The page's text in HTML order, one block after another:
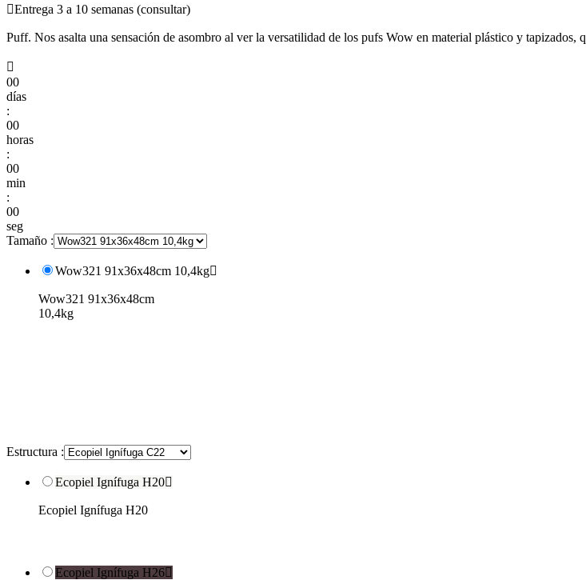
Entrega 3 a 10 semanas (consultar)
Puff. Nos asalta una sensación de asombro al ver la versatilidad de los pufs Wow en material plástico y tapizados,

00
días
:
00
horas
:
00
min
:
00
seg
Tamaño :
Wow321 91x36x48cm 10,4kg
Wow321 91x36x48cm
10,4kg
Estructura :
Ecopiel Ignífuga H20
Ecopiel Ignífuga H20
Ecopiel Ignífuga H26